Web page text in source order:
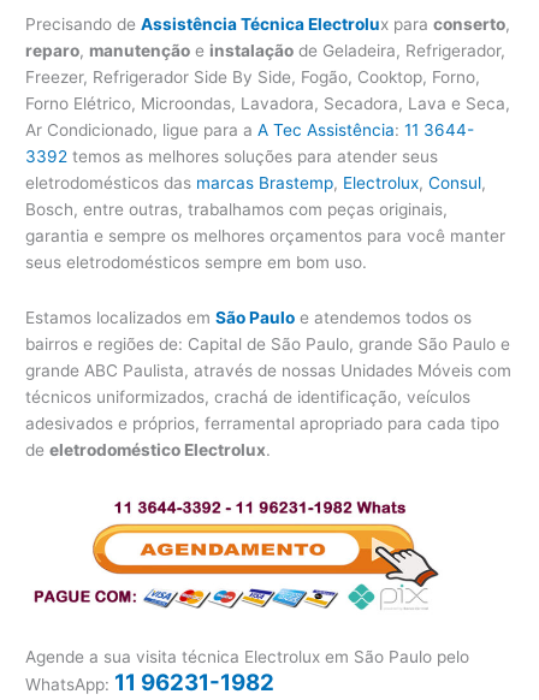
Precisando deAssistência Técnica Electrolux paraconserto,
reparo, manutenção e instalação de Geladeira, Refrigerador,
Freezer, Refrigerador Side By Side, Fogão, Cooktop, Forno,
Forno Elétrico, Microondas, Lavadora, Secadora, Lava e Seca,
Ar Condicionado, ligue para aA Tec Assistência:11 3644-
3392 temos as melhores soluções para atender seus
eletrodomésticos das marcas Brastemp, Electrolux,Consul,
Bosch, entre outras, trabalhamos com peças originais,
garantia e sempre os melhores orçamentos para você manter
seus eletrodomésticos sempre em bom uso.
Estamos localizados emSão Paulo e atendemos todos os
bairros e regiões de: Capital de São Paulo, grande São Paulo e
grande ABC Paulista, através de nossas Unidades Móveis com
técnicos uniformizados, crachá de identificação, veículos
adesivados e próprios, ferramental apropriado para cada tipo
deeletrodoméstico Electrolux.
Agende a sua visita técnica Electrolux em São Paulo pelo
WhatsApp: 11 96231-1982